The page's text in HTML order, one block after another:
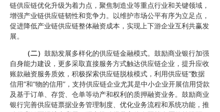
链供应链优化升级为着力点，聚焦制造业等重点行业和关键领域，
增强产业链供应链韧性和竞争力。以维护市场公平有序为立足点，
促进降低产业链供应链整体融资成本，实现上下游企业互利共赢发
展。
（二） 鼓励发展多样化的供应链金融模式。鼓励商业银行加强
自身能力建设，更多采取直接服务方式触达供应链企业，提升应收
账款融资服务质效，积极探索供应链脱核模式，利用供应链“数据
信用”和“物的信用”，支持供应链企业尤其是中小企业开展信用贷款
及基于订单、存货、仓单等动产和权利的质押融资业务。鼓励商业
银行完善供应链票据业务管理制度、优化业务流程和系统功能，推